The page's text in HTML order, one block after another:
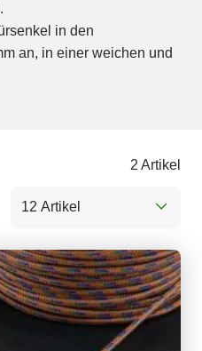
in den
an, in einer weichen und
2 Artikel
12 Artikel